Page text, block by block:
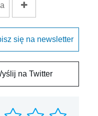
się na newsletter
na Twitter